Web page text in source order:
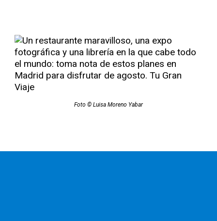
Foto © Luisa Moreno Yabar